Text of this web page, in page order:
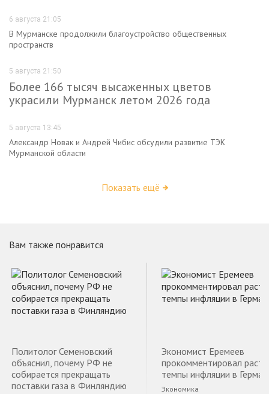
6 августа 21:05
В Мурманске продолжили благоустройство общественных
пространств
5 августа 21:50
Более 166 тысяч высаженных цветов
украсили Мурманск летом 2026 года
5 августа 13:45
Александр Новак и Андрей Чибис обсудили развитие ТЭК
Мурманской области
Показать ещё
Вам также понравится
Политолог Семеновский
объяснил, почему РФ не
собирается прекращать
поставки газа в Финляндию
Экономист Еремеев
прокомментировал
темпы инфляции в
Экономика